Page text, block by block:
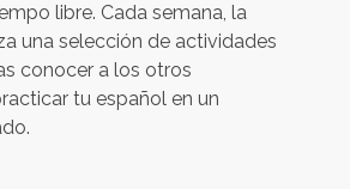
libre. Cada semana, la
una selección de actividades
conocer a los otros
tu español en un